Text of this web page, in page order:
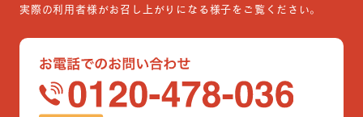
実際の利用者様がお召し上がりになる様子をご覧ください。